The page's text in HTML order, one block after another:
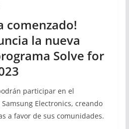
comenzado!
la nueva
Solve for
participar en el
Electronics, creando
a favor de sus comunidades.